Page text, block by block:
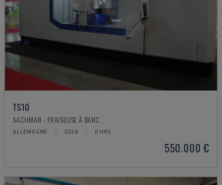
TS10
SACHMAN - FRAISEUSE À BANC
ALLEMAGNE 2026 0 HRS
550.000 €